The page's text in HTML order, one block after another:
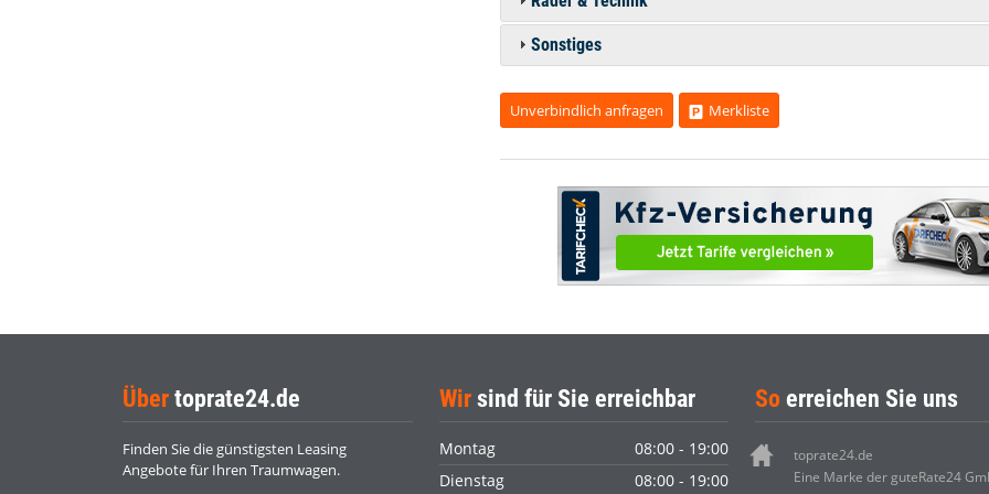
Sonstiges
Unverbindlich anfragen Merkliste
Über toprate24.de
Finden Sie die günstigsten Leasing
Angebote für Ihren Traumwagen.
Wirsind für Sie erreichbar
Montag
08:00 - 19:00
Dienstag
08:00 - 19:00
So erreichen Sie uns
toprate24.de
Eine Marke der guteRate24